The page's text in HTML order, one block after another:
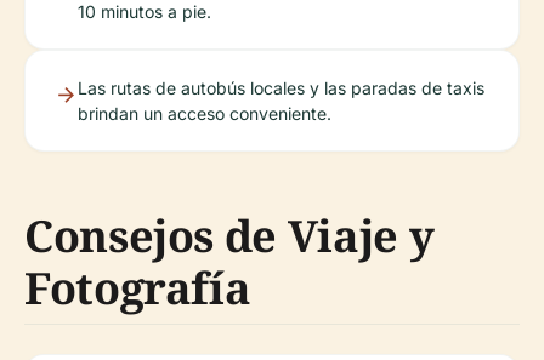
10 minutos a pie.
Las rutas de autobús locales y las paradas de taxis
brindan un acceso conveniente.
Consejos de Viaje y
Fotografía